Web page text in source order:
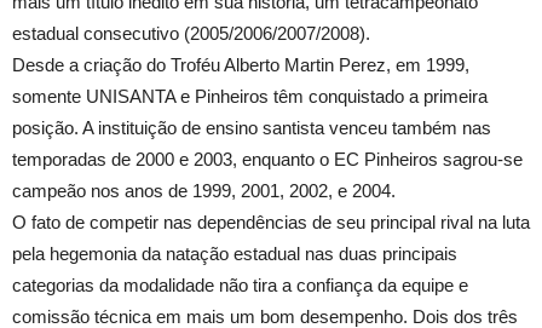
estadual consecutivo (2005/2006/2007/2008).
Desde a criação do Troféu Alberto Martin Perez, em 1999,
somente UNISANTA e Pinheiros têm conquistado a primeira
posição. A instituição de ensino santista venceu também nas
temporadas de 2000 e 2003, enquanto o EC Pinheiros sagrou-se
campeão nos anos de 1999, 2001, 2002, e 2004.
O fato de competir nas dependências de seu principal rival na luta
pela hegemonia da natação estadual nas duas principais
categorias da modalidade não tira a confiança da equipe e
comissão técnica em mais um bom desempenho. Dois dos três